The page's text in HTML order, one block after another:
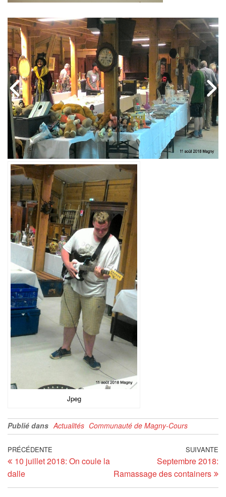
Jpeg
Publié dans Actualités Communauté de Magny-Cours
PRÉCÉDENTE
10 juillet 2018: On coule la
dalle
SUIVANTE
Septembre 2018:
Ramassage des containers